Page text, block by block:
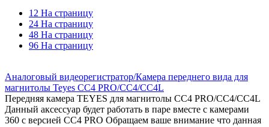
12 На страницу
24 На страницу
48 На страницу
96 На страницу
Аналоговый видеорегистратор/Камера переднего вида для
магнитолы Teyes CC4 PRO/CC4/CC4L
Передняя камера TEYES для магнитолы CC4 PRO/СС4/CC4L
Данный аксессуар будет работать в паре вместе с камерами
360 с версией CC4 PRO Обращаем ваше внимание что данная